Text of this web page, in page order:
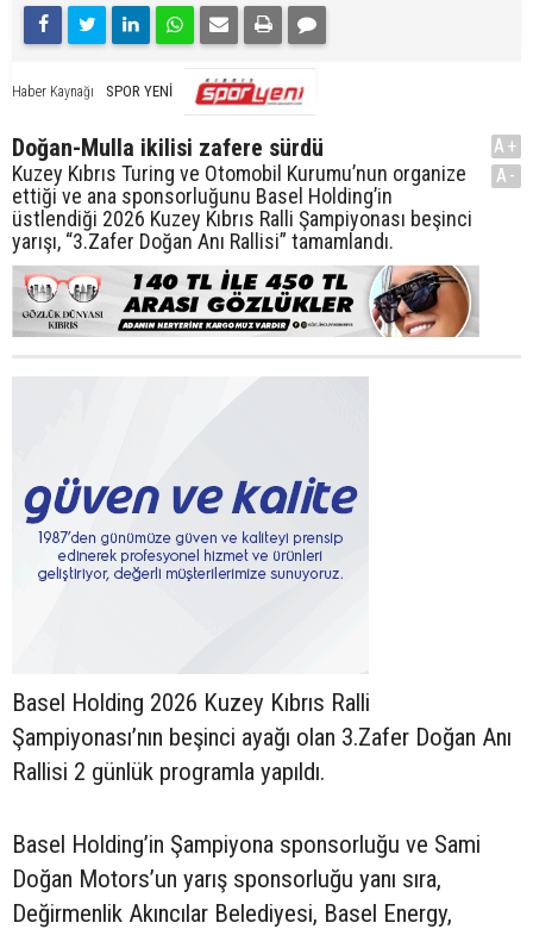
Haber Kaynağı SPOR YENİ
Doğan-Mulla ikilisi zafere sürdü
Kuzey Kıbrıs Turing ve Otomobil Kurumu’nun organize
ettiği ve ana sponsorluğunu Basel Holding’in
üstlendiği 2026 Kuzey Kıbrıs Ralli Şampiyonası beşinci
yarışı, “3.Zafer Doğan Anı Rallisi” tamamlandı.
A+
A-
Basel Holding 2026 Kuzey Kıbrıs Ralli
Şampiyonası’nın beşinci ayağı olan 3.Zafer Doğan Anı
Rallisi 2 günlük programla yapıldı.
Basel Holding’in Şampiyona sponsorluğu ve Sami
Doğan Motors’un yarış sponsorluğu yanı sıra,
Değirmenlik Akıncılar Belediyesi, Basel Energy,